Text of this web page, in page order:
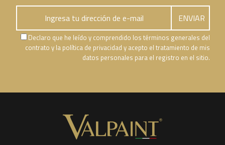
Declaro que he leído y comprendido los términos generales del
contrato y la política de privacidad y acepto el tratamiento de mis
datos personales para el registro en el sitio.